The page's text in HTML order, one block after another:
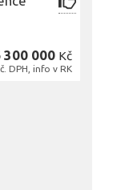
300 000 Kč
DPH, info v RK